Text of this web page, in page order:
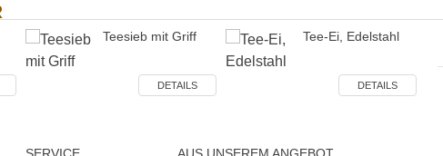
Teesieb mit Griff
DETAILS
Tee-Ei, Edelstahl
DETAILS